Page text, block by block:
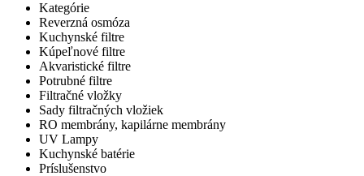
Kategórie
Reverzná osmóza
Kuchynské filtre
Kúpeľnové filtre
Akvaristické filtre
Potrubné filtre
Filtračné vložky
Sady filtračných vložiek
RO membrány, kapilárne membrány
UV Lampy
Kuchynské batérie
Príslušenstvo